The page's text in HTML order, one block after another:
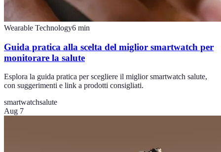
Wearable Technology6 min
Guida pratica alla scelta del miglior smartwatch per
monitorare la salute
Esplora la guida pratica per scegliere il miglior smartwatch salute,
con suggerimenti e link a prodotti consigliati.
smartwatchsalute
Aug 7